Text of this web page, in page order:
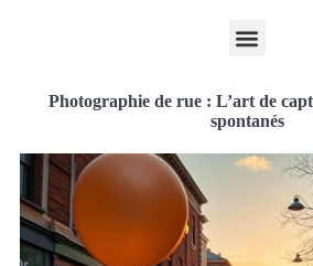
Photographie de rue : L’art de
spontanés